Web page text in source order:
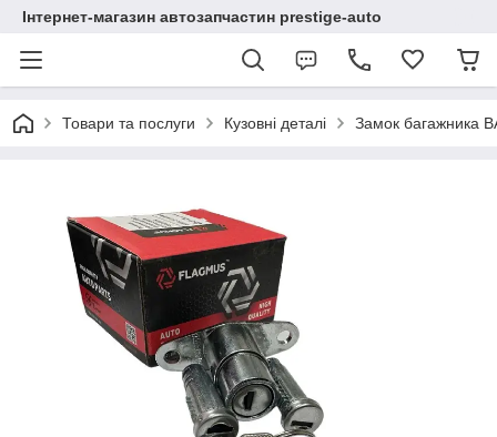
Інтернет-магазин автозапчастин prestige-auto
Товари та послуги Кузовні деталі Замок багажника